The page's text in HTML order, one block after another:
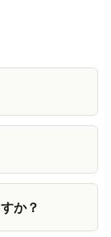
か？